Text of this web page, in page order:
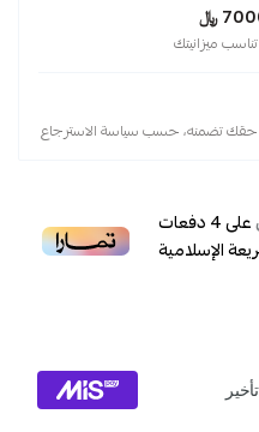
ميزانيتك
على4دفعات
الإسلامية